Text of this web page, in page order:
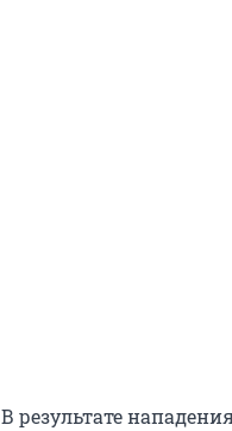
В результате